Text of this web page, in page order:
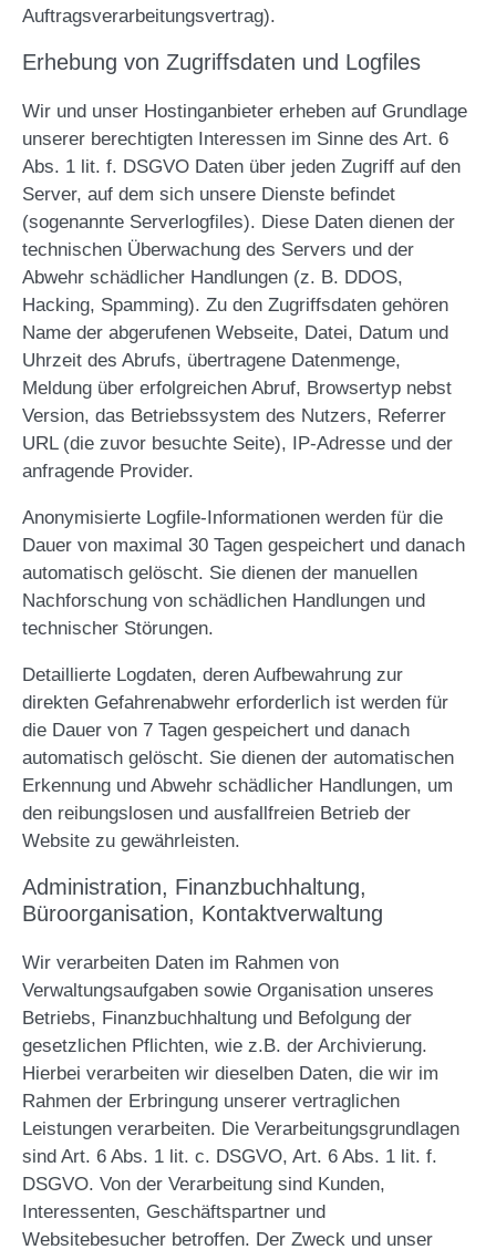
Auftragsverarbeitungsvertrag).
Erhebung von Zugriffsdaten und Logfiles
Wir und unser Hostinganbieter erheben auf Grundlage
unserer berechtigten Interessen im Sinne des Art. 6
Abs. 1 lit. f. DSGVO Daten über jeden Zugriff auf den
Server, auf dem sich unsere Dienste befindet
(sogenannte Serverlogfiles). Diese Daten dienen der
technischen Überwachung des Servers und der
Abwehr schädlicher Handlungen (z. B. DDOS,
Hacking, Spamming). Zu den Zugriffsdaten gehören
Name der abgerufenen Webseite, Datei, Datum und
Uhrzeit des Abrufs, übertragene Datenmenge,
Meldung über erfolgreichen Abruf, Browsertyp nebst
Version, das Betriebssystem des Nutzers, Referrer
URL (die zuvor besuchte Seite), IP-Adresse und der
anfragende Provider.
Anonymisierte Logfile-Informationen werden für die
Dauer von maximal 30 Tagen gespeichert und danach
automatisch gelöscht. Sie dienen der manuellen
Nachforschung von schädlichen Handlungen und
technischer Störungen.
Detaillierte Logdaten, deren Aufbewahrung zur
direkten Gefahrenabwehr erforderlich ist werden für
die Dauer von 7 Tagen gespeichert und danach
automatisch gelöscht. Sie dienen der automatischen
Erkennung und Abwehr schädlicher Handlungen, um
den reibungslosen und ausfallfreien Betrieb der
Website zu gewährleisten.
Administration, Finanzbuchhaltung,
Büroorganisation, Kontaktverwaltung
Wir verarbeiten Daten im Rahmen von
Verwaltungsaufgaben sowie Organisation unseres
Betriebs, Finanzbuchhaltung und Befolgung der
gesetzlichen Pflichten, wie z.B. der Archivierung.
Hierbei verarbeiten wir dieselben Daten, die wir im
Rahmen der Erbringung unserer vertraglichen
Leistungen verarbeiten. Die Verarbeitungsgrundlagen
sind Art. 6 Abs. 1 lit. c. DSGVO, Art. 6 Abs. 1 lit. f.
DSGVO. Von der Verarbeitung sind Kunden,
Interessenten, Geschäftspartner und
Websitebesucher betroffen. Der Zweck und unser